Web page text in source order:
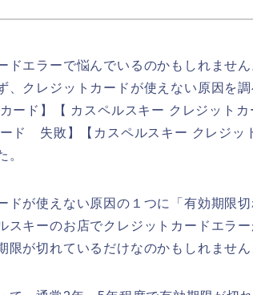
ドエラーで悩んでいるのかもしれませ
、クレジットカードが使えない原因を
ード】【 カスペルスキー クレジット
ド 失敗】【カスペルスキー クレジ
。
ドが使えない原因の１つに「有効期限
スキーのお店でクレジットカードエラ
限が切れているだけなのかもしれません